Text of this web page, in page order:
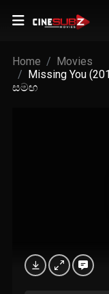
Home
Movies
Missing You
සමඟ